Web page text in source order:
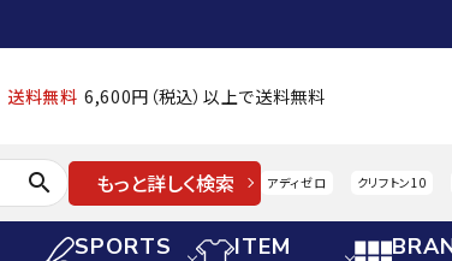
送料無料 6,600円（税込）以上で送料無料
search もっと詳しく検索 アディゼロ クリフトン10
SPORTS ITEM